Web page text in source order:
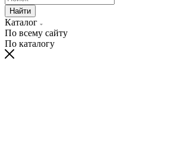
Найти
Каталог
По всему сайту
По каталогу